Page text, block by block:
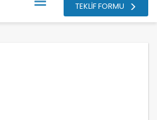
TEKLİF FORMU